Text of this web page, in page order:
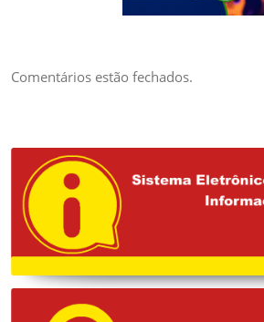
CREDENCIAMENTO
MÚSICA PARA
Comentários estão fechados.